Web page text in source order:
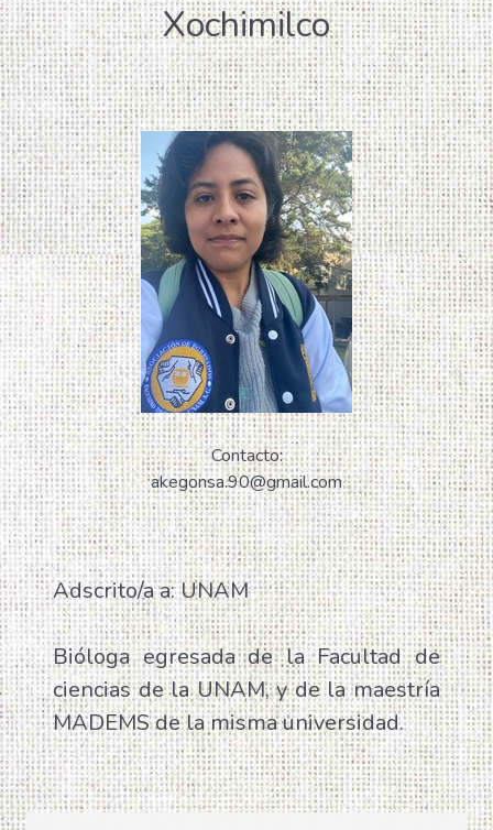
Xochimilco
Contacto:
akegonsa.90@gmail.com
Adscrito/a a: UNAM
Bióloga egresada de la Facultad de
ciencias de la UNAM, y de la maestría
MADEMS de la misma universidad.